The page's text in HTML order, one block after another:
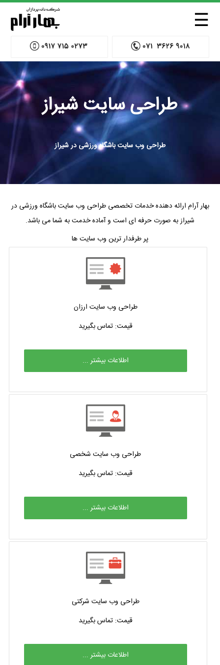
☰
طراحی سایت شیراز
طراحی وب سایت باشگاه ورزشی در شیراز
بهار آرام ارائه دهنده خدمات تخصصی طراحی وب سایت باشگاه ورزشی در
شیراز به صورت حرفه ای است و آماده خدمت به شما می باشد.
پر طرفدار ترین وب سایت ها
طراحی وب سایت ارزان
قیمت: تماس بگیرید
اطلاعات بیشتر ...
طراحی وب سایت شخصی
قیمت: تماس بگیرید
اطلاعات بیشتر ...
طراحی وب سایت شرکتی
قیمت: تماس بگیرید
اطلاعات بیشتر ...